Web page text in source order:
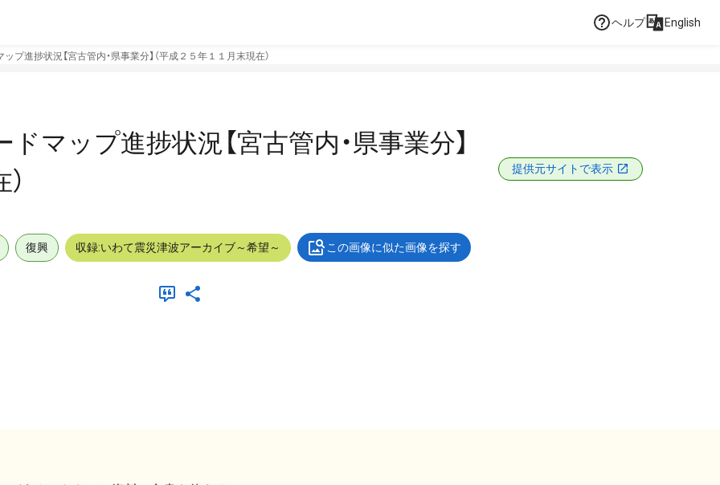
ヘルプ English
プ進捗状況【宮古管内・県事業分】（平成２５年１１月末現在）
マップ進捗状況【宮古管内・県事業分】
提供元サイトで表示
復興 収録:いわて震災津波アーカイブ～希望～ この画像に似た画像を探す